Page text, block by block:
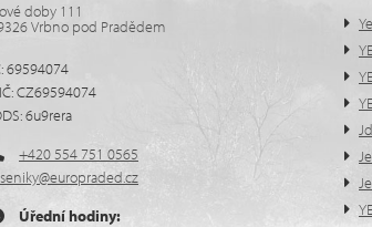
doby 111
Vrbno pod Pradědem
69594074
CZ69594074
6u9rera
+420 554 751 0565
Úřední hodiny: